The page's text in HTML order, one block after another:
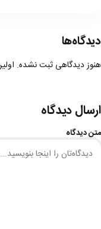
دیدگاه‌ها
هنوز دیدگاهی ثبت نشده.
ارسال دیدگاه
متن دیدگاه